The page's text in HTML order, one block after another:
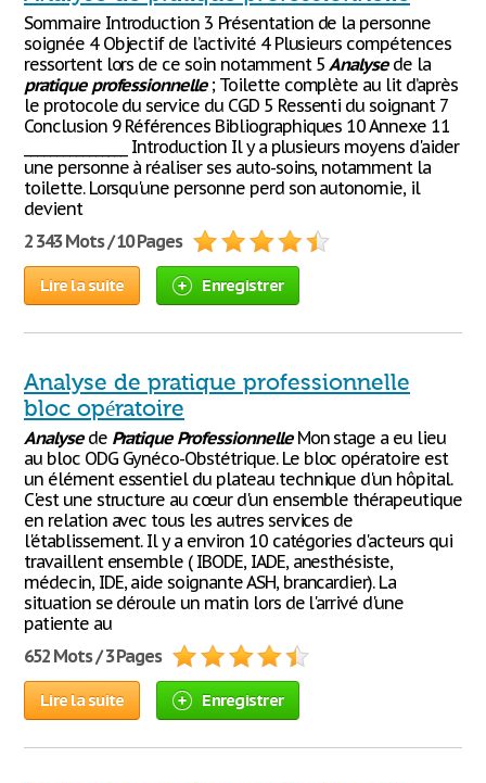
Sommaire Introduction 3 Présentation de la personne
soignée 4 Objectif de l’activité 4 Plusieurs compétences
ressortent lors de ce soin notamment 5Analysede la
pratique professionnelle; Toilette complète au lit d’après
le protocole du service du CGD 5 Ressenti du soignant 7
Conclusion 9 Références Bibliographiques 10 Annexe 11
________________ Introduction Il y a plusieurs moyens d'aider
une personne à réaliser ses auto-soins, notamment la
toilette. Lorsqu'une personne perd son autonomie, il
devient
2 343 Mots / 10 Pages
Lire la suite Enregistrer
Analyse de pratique professionnelle
bloc opératoire
Analysede Pratique ProfessionnelleMon stage a eu lieu
au bloc ODG Gynéco-Obstétrique. Le bloc opératoire est
un élément essentiel du plateau technique d'un hôpital.
C'est une structure au cœur d'un ensemble thérapeutique
en relation avec tous les autres services de
l'établissement. Il y a environ 10 catégories d'acteurs qui
travaillent ensemble ( IBODE, IADE, anesthésiste,
médecin, IDE, aide soignante ASH, brancardier). La
situation se déroule un matin lors de l'arrivé d'une
patiente au
652 Mots / 3 Pages
Lire la suite Enregistrer